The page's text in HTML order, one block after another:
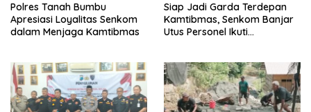
Polres Tanah Bumbu
Apresiasi Loyalitas Senkom
dalam Menjaga Kamtibmas
Siap Jadi Garda Terdepan
Kamtibmas, Senkom Banjar
Utus Personel Ikuti